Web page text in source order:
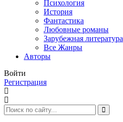
Психология
История
Фантастика
Любовные романы
Зарубежная литература
Все Жанры
Авторы
Войти
Регистрация